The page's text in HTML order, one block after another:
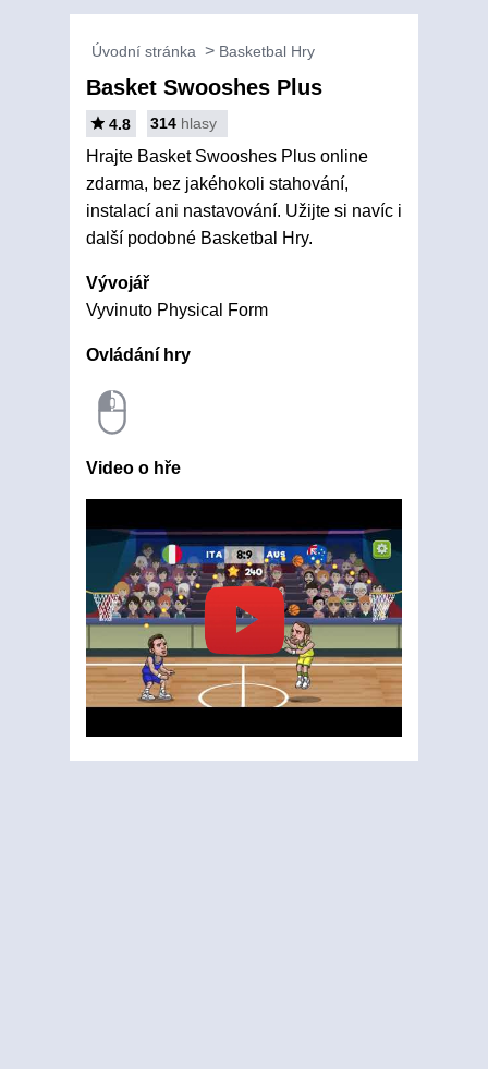
Úvodní stránka Basketbal Hry
Basket Swooshes Plus
4.8 314 hlasy
Hrajte Basket Swooshes Plus online
zdarma, bez jakéhokoli stahování,
instalací ani nastavování. Užijte si navíc i
další podobné Basketbal Hry.
Vývojář
Vyvinuto Physical Form
Ovládání hry
Video o hře